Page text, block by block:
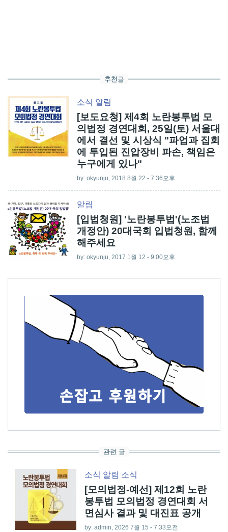
추천글
소식 알림
[보도요청] 제4회 노란봉투법 모
의법정 경연대회, 25일(토) 서울대
에서 결선 및 시상식 "파업과 집회
에 투입된 진압장비 파손, 책임은
누구에게 있나"
by: okyunju , 2018 8월 22 - 7:36오후
알림
[입법청원] '노란봉투법'(노조법
개정안) 20대국회 입법청원, 함께
해주세요
by: okyunju , 2017 1월 12 - 9:00오후
관련 글
소식 알림 소식
[모의법정-예선] 제12회 노란
봉투법 모의법정 경연대회 서
면심사 결과 및 대진표 공개
by: admin, 2026 7월 15 - 7:33오전